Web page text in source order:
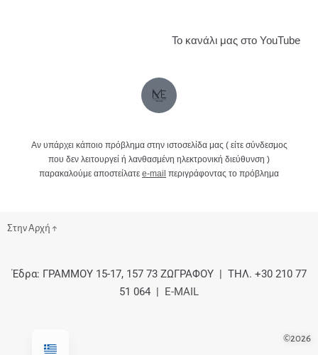
Το κανάλι μας στο YouTube
Αν υπάρχει κάποιο πρόβλημα στην ιστοσελίδα μας ( είτε σύνδεσμος
που δεν λειτουργεί ή λανθασμένη ηλεκτρονική διεύθυνση )
παρακαλούμε αποστείλατε e-mail περιγράφοντας το πρόβλημα
Στην Αρχή ↑
Έδρα: ΓΡΑΜΜΟΥ 15-17, 157 73 ΖΩΓΡΑΦΟΥ | ΤΗΛ. +30 210 77
51 064 | E-MAIL
©2026